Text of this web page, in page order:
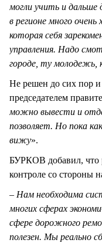
могли учить и дальше
в регионе много
которая себя
управления. Надо
городе, ту молодежь,
Не решен до сих пор и
председателем
можно вывести и
позволяет. Но пока
вижу».
БУРКОВ добавил, что
контроле со стороны
– Нам необходима
многих сферах
сфере дорожного
полезен. Мы реально